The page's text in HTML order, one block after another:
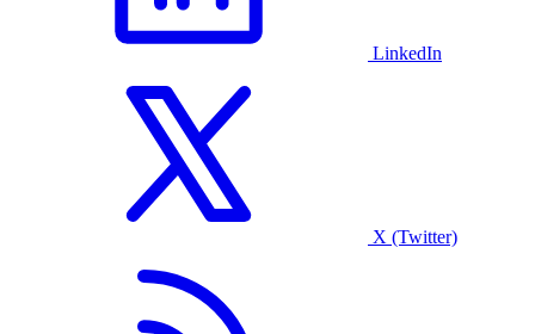
LinkedIn
X (Twitter)